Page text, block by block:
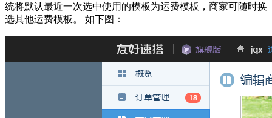
统将默认最近一次选中使用的模板为运费模板，商家可随时换
选其他运费模板。 如下图：